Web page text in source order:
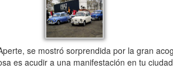
se mostró sorprendida por la gran
es acudir a una manifestación en tu